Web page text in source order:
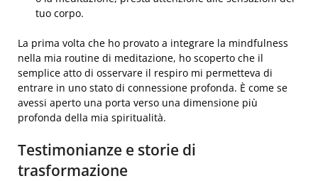
tuo corpo.
La prima volta che ho provato a integrare la mindfulness
nella mia routine di meditazione, ho scoperto che il
semplice atto di osservare il respiro mi permetteva di
entrare in uno stato di connessione profonda. È come se
avessi aperto una porta verso una dimensione più
profonda della mia spiritualità.
Testimonianze e storie di
trasformazione